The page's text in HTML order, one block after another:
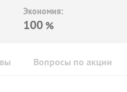
Экономия:
100 %
Вопросы по акции